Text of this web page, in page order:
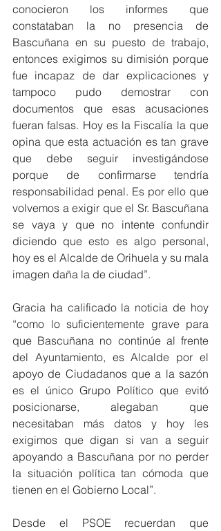
conocieron los informes que
constataban la no presencia de
Bascuñana en su puesto de trabajo,
entonces exigimos su dimisión porque
fue incapaz de dar explicaciones y
tampoco pudo demostrar con
documentos que esas acusaciones
fueran falsas. Hoy es la Fiscalía la que
opina que esta actuación es tan grave
que debe seguir investigándose
porque de confirmarse tendría
responsabilidad penal. Es por ello que
volvemos a exigir que el Sr. Bascuñana
se vaya y que no intente confundir
diciendo que esto es algo personal,
hoy es el Alcalde de Orihuela y su mala
imagen daña la de ciudad”.
Gracia ha calificado la noticia de hoy
“como lo suficientemente grave para
que Bascuñana no continúe al frente
del Ayuntamiento, es Alcalde por el
apoyo de Ciudadanos que a la sazón
es el único Grupo Político que evitó
posicionarse, alegaban que
necesitaban más datos y hoy les
exigimos que digan si van a seguir
apoyando a Bascuñana por no perder
la situación política tan cómoda que
tienen en el Gobierno Local”.
Desde el PSOE recuerdan que